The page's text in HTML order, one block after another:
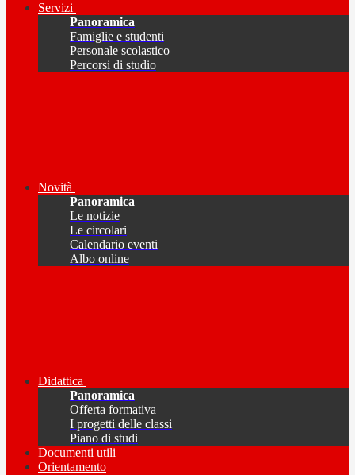
Servizi
Panoramica
Famiglie e studenti
Personale scolastico
Percorsi di studio
Novità
Panoramica
Le notizie
Le circolari
Calendario eventi
Albo online
Didattica
Panoramica
Offerta formativa
I progetti delle classi
Piano di studi
Documenti utili
Orientamento